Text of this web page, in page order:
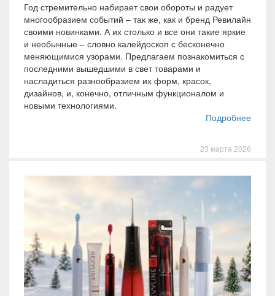
Год стремительно набирает свои обороты и радует
многообразием событий – так же, как и бренд Ревилайн
своими новинками. А их столько и все они такие яркие
и необычные – словно калейдоскоп с бесконечно
меняющимися узорами. Предлагаем познакомиться с
последними вышедшими в свет товарами и
насладиться разнообразием их форм, красок,
дизайнов, и, конечно, отличным функционалом и
новыми технологиями.
Подробнее
23 марта 2026